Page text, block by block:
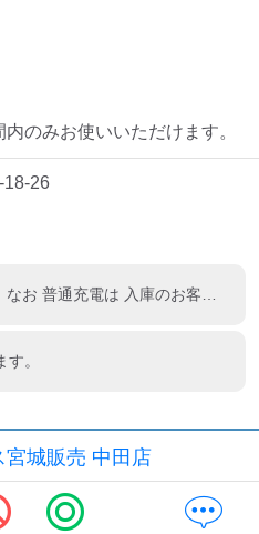
のみお使いいただけます。
18-26
。
宮城販売 中田店